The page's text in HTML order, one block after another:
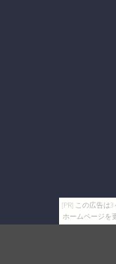
[PR] この広告は
ホームページを